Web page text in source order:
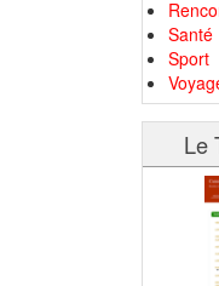
Santé
Sport
Le